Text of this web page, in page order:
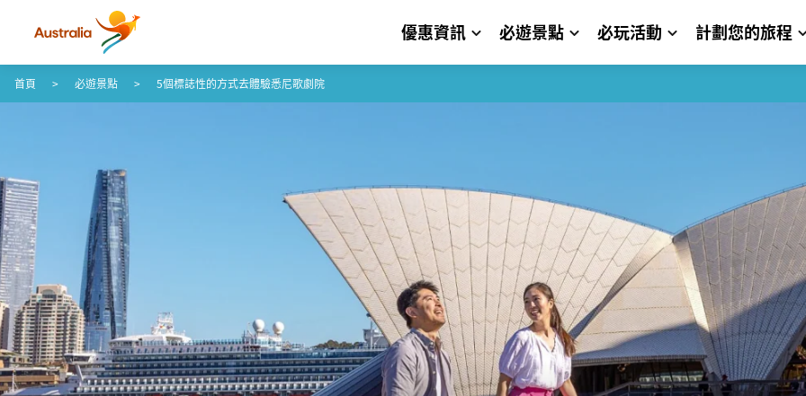
跳至內容
跳至頁尾導覽
優惠資訊 必遊景點 必玩活動 計劃您的旅程
首頁 必遊景點 5個標誌性的方式去體驗悉尼歌劇院